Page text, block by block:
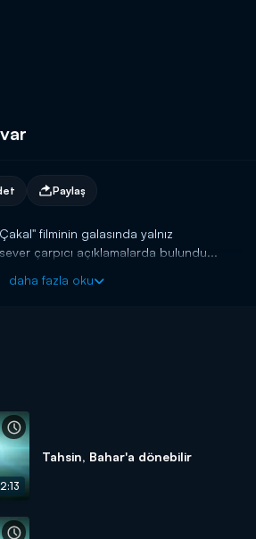
Paylaş
filminin galasında yalnız
çarpıcı açıklamalarda bulundu...
daha fazla oku
Tahsin, Bahar'a dönebilir